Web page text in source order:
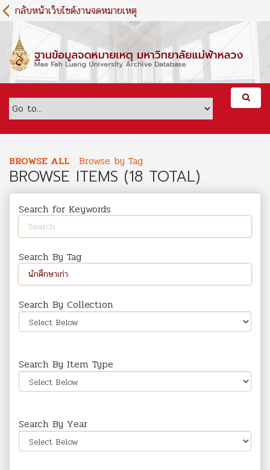
S
k
m
c
กลับหน้าเว็บไซต์งานจดหมายเหตุ
BROWSE ALL Browse by Tag
BROWSE ITEMS (18 TOTAL)
Search for Keywords
Search By Tag
Search By Collection
Search By Item Type
Search By Year